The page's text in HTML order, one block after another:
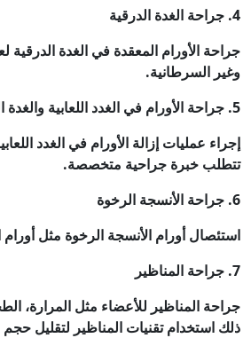
4. جراحة الغدة الدرقية
جراحة الأورام المعقدة في الغدة الدرقية
وغير السرطانية.
5. جراحة الأورام في الغدد اللعابية والغدة النكافية
إجراء عمليات إزالة الأورام في الغدد
تتطلب خبرة جراحية متخصصة.
6. جراحة الأنسجة الرخوة
استئصال أورام الأنسجة الرخوة مثل أورام
7. جراحة المناظير
جراحة المناظير للأعضاء مثل المرارة،
ذلك استخدام تقنيات المناظير لتقليل